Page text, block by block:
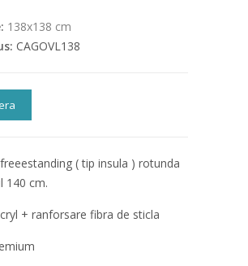
138x138 cm
CAGOVL138
( tip insula ) rotunda
140 cm.
+ ranforsare fibra de sticla